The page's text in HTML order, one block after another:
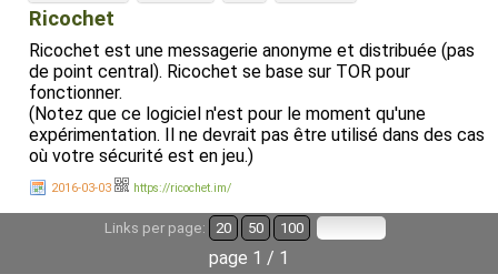
Ricochet
Ricochet est une messagerie anonyme et distribuée (pas
de point central). Ricochet se base sur TOR pour
fonctionner.
(Notez que ce logiciel n'est pour le moment qu'une
expérimentation. Il ne devrait pas être utilisé dans des cas
où votre sécurité est en jeu.)
2016-03-03 https://ricochet.im/
Links per page: 20 50 100
page 1 / 1